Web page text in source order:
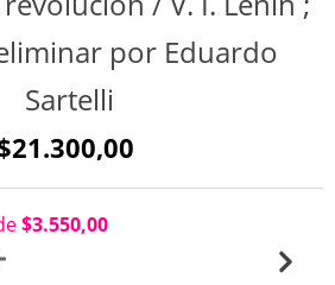
por Eduardo
Sartelli
$3.550,00